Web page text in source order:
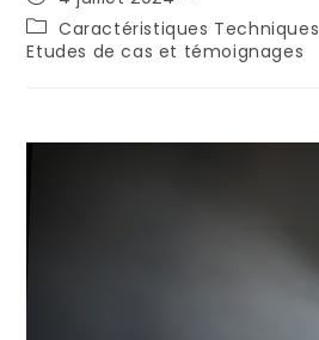
Caractéristiques Techniques
Etudes de cas et témoignages